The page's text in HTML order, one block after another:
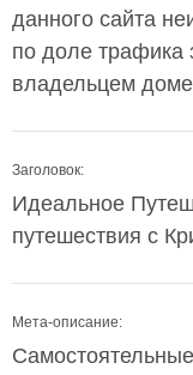
данного сайта
по доле трафика
владельцем
Заголовок:
Идеальное
путешествия с
Мета-описание: